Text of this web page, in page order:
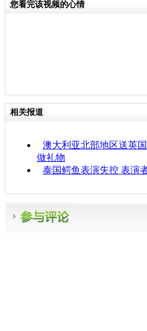
您看完该视频的心情
相关报道
澳大利亚北部地区送英
做礼物
泰国鳄鱼表演失控 表演